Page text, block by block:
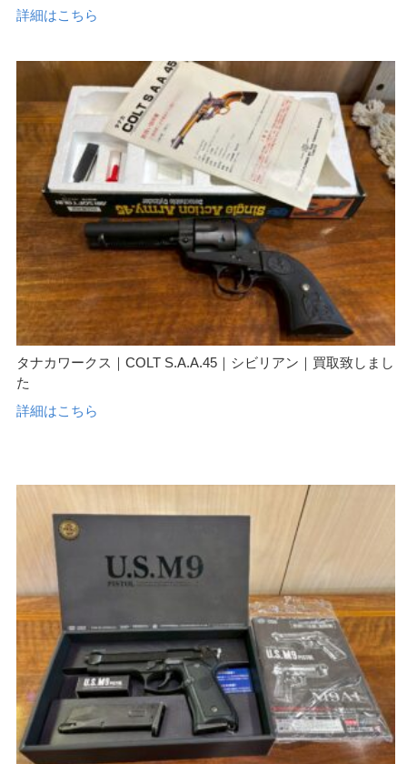
詳細はこちら
タナカワークス｜COLT S.A.A.45｜シビリアン｜買取致しまし
た
詳細はこちら